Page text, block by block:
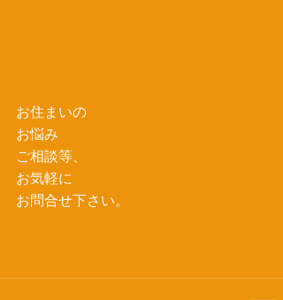
お住まいの
お悩み
ご相談等、
お気軽に
お問合せ下さい。